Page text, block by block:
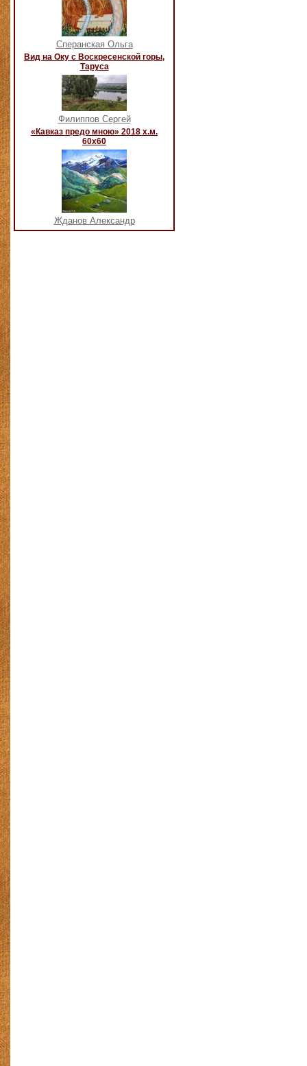
Сперанская Ольга
Вид на Оку с Воскресенской горы,
Таруса
Филиппов Сергей
«Кавказ предо мною» 2018 х.м.
60х60
Жданов Александр